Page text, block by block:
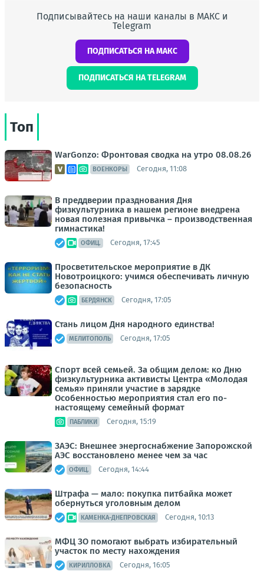
Подписывайтесь на наши каналы в МАКС и
Telegram
ПОДПИСАТЬСЯ НА МАКС
ПОДПИСАТЬСЯ НА TELEGRAM
Топ
WarGonzo: Фронтовая сводка на утро 08.08.26
ВОЕНКОРЫ Сегодня, 11:08
В преддверии празднования Дня
физкультурника в нашем регионе внедрена
новая полезная привычка – производственная
гимнастика!
ОФИЦ. Сегодня, 17:45
Просветительское мероприятие в ДК
Новотроицкого: учимся обеспечивать личную
безопасность
БЕРДЯНСК Сегодня, 17:05
Стань лицом Дня народного единства!
МЕЛИТОПОЛЬ Сегодня, 17:05
Спорт всей семьей. За общим делом: ко Дню
физкультурника активисты Центра «Молодая
семья» приняли участие в зарядке
Особенностью мероприятия стал его по-
настоящему семейный формат
ПАБЛИКИ Сегодня, 15:19
ЗАЭС: Внешнее энергоснабжение Запорожской
АЭС восстановлено менее чем за час
ОФИЦ. Сегодня, 14:44
Штрафа — мало: покупка питбайка может
обернуться уголовным делом
КАМЕНКА-ДНЕПРОВСКАЯ Сегодня, 10:13
МФЦ ЗО помогают выбрать избирательный
участок по месту нахождения
КИРИЛЛОВКА Сегодня, 16:05